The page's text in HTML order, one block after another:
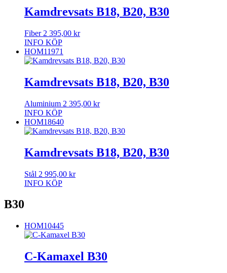
Kamdrevsats B18, B20, B30
Fiber 2 395,00 kr
INFO KÖP
HOM11971
Kamdrevsats B18, B20, B30
Aluminium 2 395,00 kr
INFO KÖP
HOM18640
Kamdrevsats B18, B20, B30
Stål 2 995,00 kr
INFO KÖP
B30
HOM10445
C-Kamaxel B30